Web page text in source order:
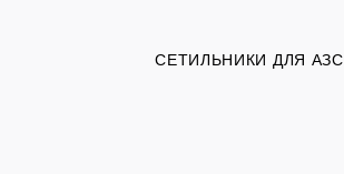
СЕТИЛЬНИКИ ДЛЯ АЗС